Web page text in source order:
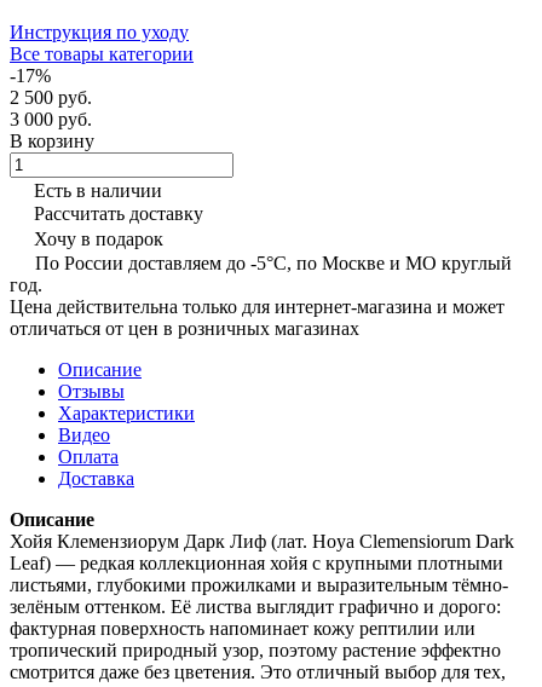
Инструкция по уходу
Все товары категории
-17%
2 500 руб.
3 000 руб.
В корзину
Есть в наличии
Рассчитать доставку
Хочу в подарок
По России доставляем до -5°C, по Москве и МО круглый
год.
Цена действительна только для интернет-магазина и может
отличаться от цен в розничных магазинах
Описание
Отзывы
Характеристики
Видео
Оплата
Доставка
Описание
Хойя Клемензиорум Дарк Лиф (лат. Hoya Clemensiorum Dark
Leaf) — редкая коллекционная хойя с крупными плотными
листьями, глубокими прожилками и выразительным тёмно-
зелёным оттенком. Её листва выглядит графично и дорого:
фактурная поверхность напоминает кожу рептилии или
тропический природный узор, поэтому растение эффектно
смотрится даже без цветения. Это отличный выбор для тех,